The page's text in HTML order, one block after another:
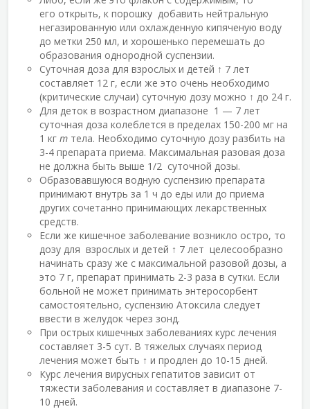
его открыть, к порошку добавить нейтральную
негазированную или охлажденную кипяченую воду
до метки 250 мл, и хорошенько перемешать до
образования однородной суспензии.
Суточная доза для взрослых и детей ↑ 7 лет
составляет 12 г, если же это очень необходимо
(критические случаи) суточную дозу можно ↑ до 24 г.
Для деток в возрастном диапазоне 1 — 7 лет
суточная доза колеблется в пределах 150-200 мг на
1 кг m тела. Необходимо суточную дозу разбить на
3-4 препарата приема. Максимальная разовая доза
не должна быть выше 1/2 суточной дозы.
Образовавшуюся водную суспензию препарата
принимают внутрь за 1 ч до еды или до приема
других сочетанно принимающих лекарственных
средств.
Если же кишечное заболевание возникло остро, то
дозу для взрослых и детей ↑ 7 лет целесообразно
начинать сразу же с максимальной разовой дозы, а
это 7 г, препарат принимать 2-3 раза в сутки. Если
больной не может принимать энтеросорбент
самостоятельно, суспензию Атоксила следует
ввести в желудок через зонд.
При острых кишечных заболеваниях курс лечения
составляет 3-5 сут. В тяжелых случаях период
лечения может быть ↑ и продлен до 10-15 дней.
Курс лечения вирусных гепатитов зависит от
тяжести заболевания и составляет в диапазоне 7-
10 дней.